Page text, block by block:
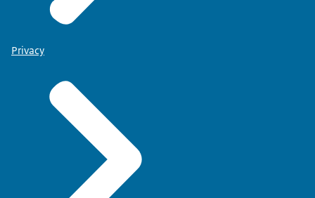
Privacy